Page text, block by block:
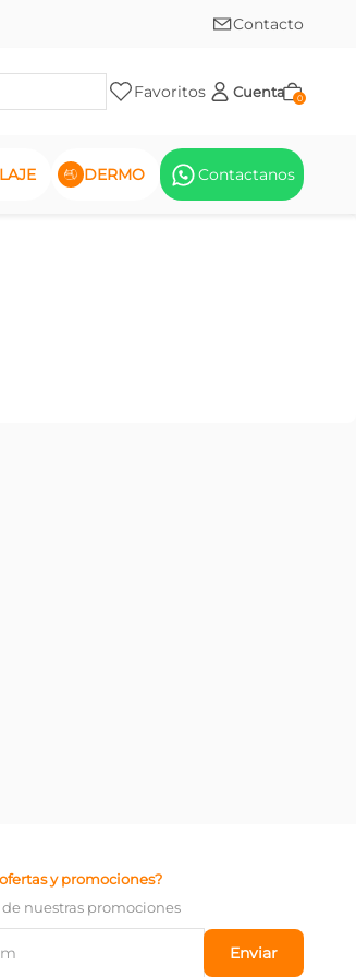
Contacto
Favoritos Cuenta 0
DERMO Contactanos
y promociones?
nuestras promociones
Enviar